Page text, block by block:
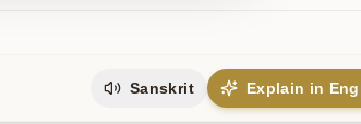
Sanskrit Explain in